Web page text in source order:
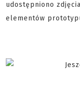
udostępniono
elementów